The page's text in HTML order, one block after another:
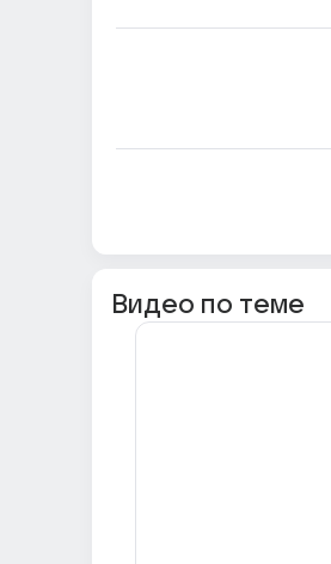
Видео по теме